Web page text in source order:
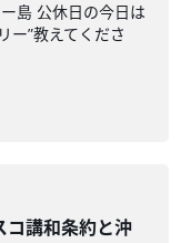
島 公休日の今日は
ー”教えてくださ
コ講和条約と沖